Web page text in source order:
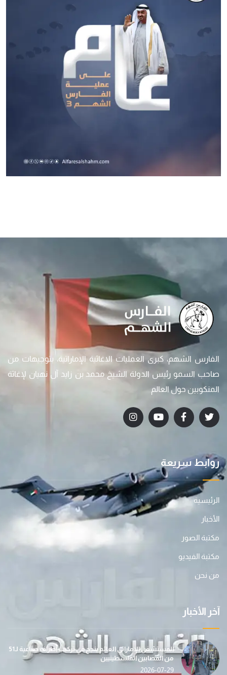
الفارس الشهم، كبرى العمليات الاغاثية الإماراتية، بتوجيهات من
صاحب السمو رئيس الدولة الشيخ محمد بن زايد آل نهيان لإغاثة
المنكوبين حول العالم
روابط سريعة
الرئيسية
الأخبار
مكتبة الصور
مكتبة الفيديو
من نحن
آخر الأخبار
المستشفى الإماراتي العائم ينجح في تركيب أطراف صناعية لـ51
من المصابين الفلسطينيين
2026-07-29